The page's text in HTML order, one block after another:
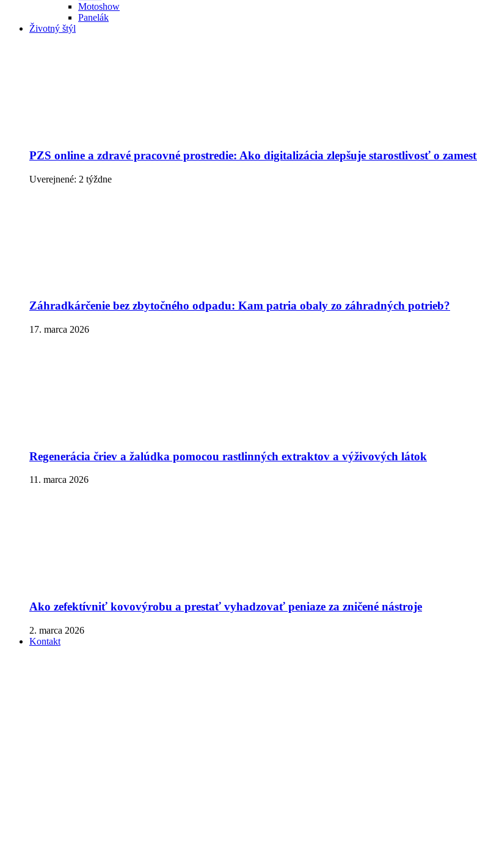
Motoshow
Panelák
Životný štýl
PZS online a zdravé pracovné prostredie: Ako digitalizácia zlepšuje starostlivosť o
Uverejnené: 2 týždne
Záhradkárčenie bez zbytočného odpadu: Kam patria obaly zo záhradných potrieb?
17. marca 2026
Regenerácia čriev a žalúdka pomocou rastlinných extraktov a výživových látok
11. marca 2026
Ako zefektívniť kovovýrobu a prestať vyhadzovať peniaze za zničené nástroje
2. marca 2026
Kontakt